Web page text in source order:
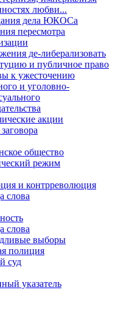
любви...
дела ЮКОСа
пересмотра
де-либерализовать
и публичное право
к ужесточению
и уголовно-
акции
общество
режим
и контрреволюция
слова
слова
выборы
полиция
суд
указатель